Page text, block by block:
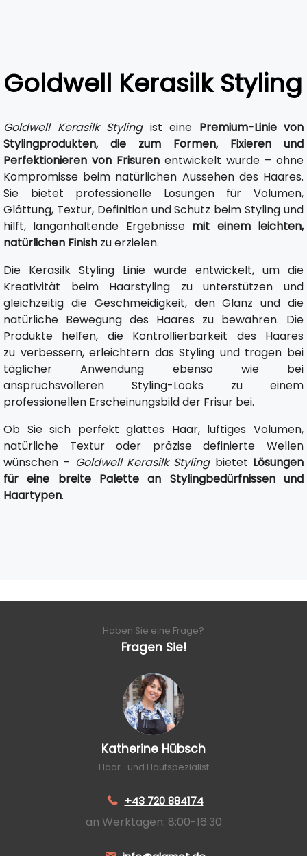
Goldwell Kerasilk Styling
Goldwell Kerasilk Stylingist eine Premium-Linie von
Stylingprodukten, die zum Formen, Fixieren und
Perfektionieren von Frisuren entwickelt wurde – ohne
Kompromisse beim natürlichen Aussehen des Haares.
Sie bietet professionelle Lösungen für Volumen,
Glättung, Textur, Definition und Schutz beim Styling und
hilft, langanhaltende Ergebnisse mit einem leichten,
natürlichen Finish zu erzielen.
Die Kerasilk Styling Linie wurde entwickelt, um die
Kreativität beim Haarstyling zu unterstützen und
gleichzeitig die Geschmeidigkeit, den Glanz und die
natürliche Bewegung des Haares zu bewahren. Die
Produkte helfen, die Kontrollierbarkeit des Haares
zu verbessern, erleichtern das Styling und tragen bei
täglicher Anwendung ebenso wie bei
anspruchsvolleren Styling-Looks zu einem
professionellen Erscheinungsbild der Frisur bei.
Ob Sie sich perfekt glattes Haar, luftiges Volumen,
natürliche Textur oder präzise definierte Wellen
wünschen – Goldwell Kerasilk Stylingbietet Lösungen
für eine breite Palette an Stylingbedürfnissen und
Haartypen.
Haben Sie eine Frage?
Fragen Sie!
Katherine Hübsch
Haar- und Hautspezialist
+43 720 884174
an Werktagen: 8:00-16:30